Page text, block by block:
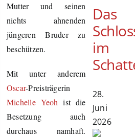
Mutter und seinen
nichts ahnenden
jüngeren Bruder zu
beschützen.
Mit unter anderem
Oscar-Preisträgerin
Michelle Yeoh ist die
Besetzung auch
durchaus namhaft.
Das
im
28.
Juni
2026